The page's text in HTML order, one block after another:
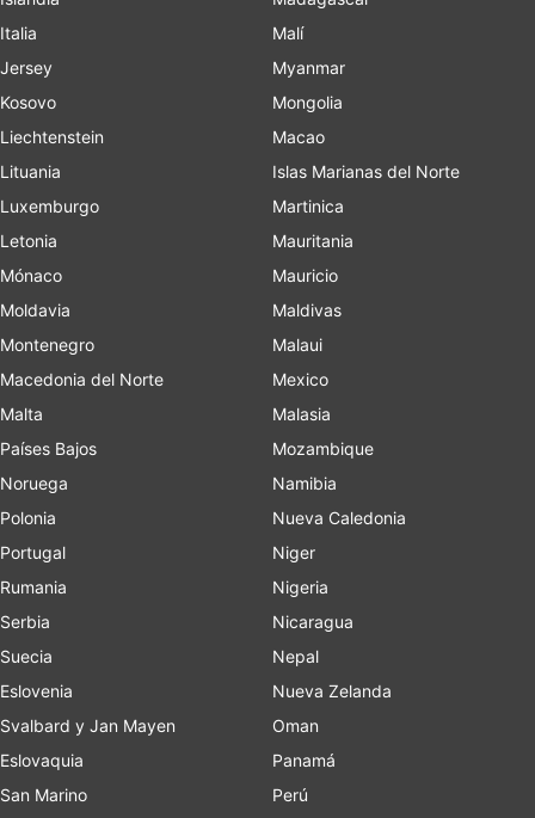
Italia
Jersey
Kosovo
Liechtenstein
Lituania
Luxemburgo
Letonia
Mónaco
Moldavia
Montenegro
Macedonia del Norte
Malta
Países Bajos
Noruega
Polonia
Portugal
Rumania
Serbia
Suecia
Eslovenia
Svalbard y Jan Mayen
Eslovaquia
San Marino
Malí
Myanmar
Mongolia
Macao
Islas Marianas del Norte
Martinica
Mauritania
Mauricio
Maldivas
Malaui
Mexico
Malasia
Mozambique
Namibia
Nueva Caledonia
Niger
Nigeria
Nicaragua
Nepal
Nueva Zelanda
Oman
Panamá
Perú